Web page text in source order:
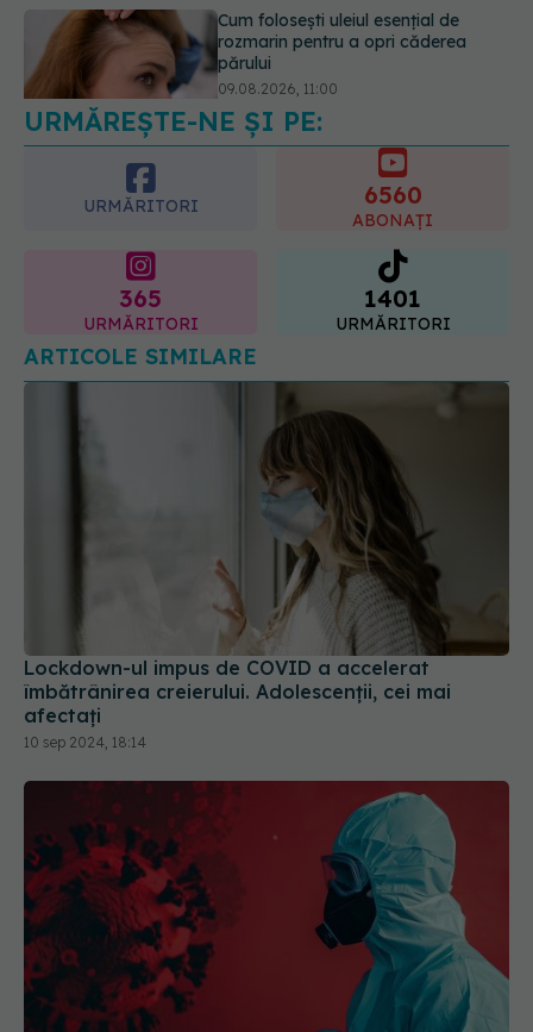
URMĂREȘTE-NE ȘI PE:
URMĂRITORI 6560
ABONAȚI
365
URMĂRITORI
1401
URMĂRITORI
ARTICOLE SIMILARE
Lockdown-ul impus de COVID a accelerat
îmbătrânirea creierului. Adolescenții, cei mai
afectați
10 sep 2024, 18:14